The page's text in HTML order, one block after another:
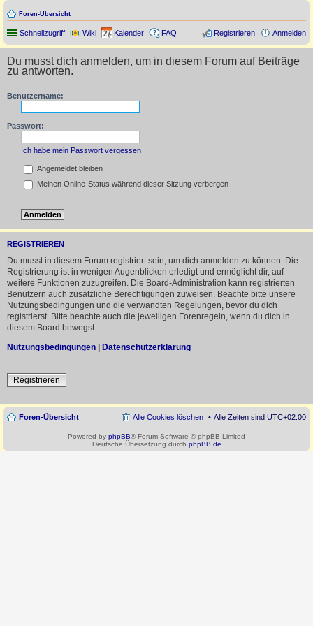
Foren-Übersicht
Schnellzugriff Wiki Kalender FAQ Anmelden
Registrieren
Du musst dich anmelden, um in diesem Forum auf Beiträge
zu antworten.
Benutzername:
Passwort:
Ich habe mein Passwort vergessen
Angemeldet bleiben
Meinen Online-Status während dieser Sitzung verbergen
REGISTRIEREN
Du musst in diesem Forum registriert sein, um dich anmelden zu können. Die
Registrierung ist in wenigen Augenblicken erledigt und ermöglicht dir, auf
weitere Funktionen zuzugreifen. Die Board-Administration kann registrierten
Benutzern auch zusätzliche Berechtigungen zuweisen. Beachte bitte unsere
Nutzungsbedingungen und die verwandten Regelungen, bevor du dich
registrierst. Bitte beachte auch die jeweiligen Forenregeln, wenn du dich in
diesem Board bewegst.
Nutzungsbedingungen | Datenschutzerklärung
Registrieren
Foren-Übersicht Alle Zeiten sind UTC+02:00
Alle Cookies löschen
Powered by phpBB® Forum Software © phpBB Limited
Deutsche Übersetzung durch phpBB.de